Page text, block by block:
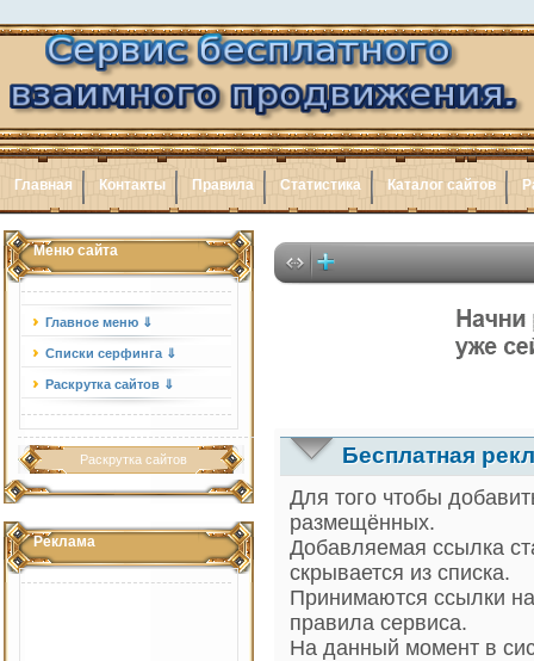
Главная Контакты Правила Статистика Каталог сайтов
Меню сайта
Главное меню ⇓
Списки серфинга ⇓
Раскрутка сайтов ⇓
Раскрутка сайтов
Реклама
Бесплатная
Для того чтобы
размещённых.
Добавляемая ссылка
скрывается из списка.
Принимаются ссылки
правила сервиса.
На данный момент в